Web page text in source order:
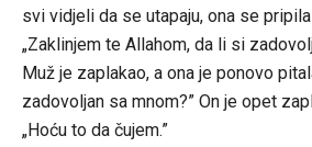
svi vidjeli da se utapaju, ona se
„Zaklinjem te Allahom, da li si
Muž je zaplakao, a ona je ponovo
zadovoljan sa mnom?” On je opet
„Hoću to da čujem.”